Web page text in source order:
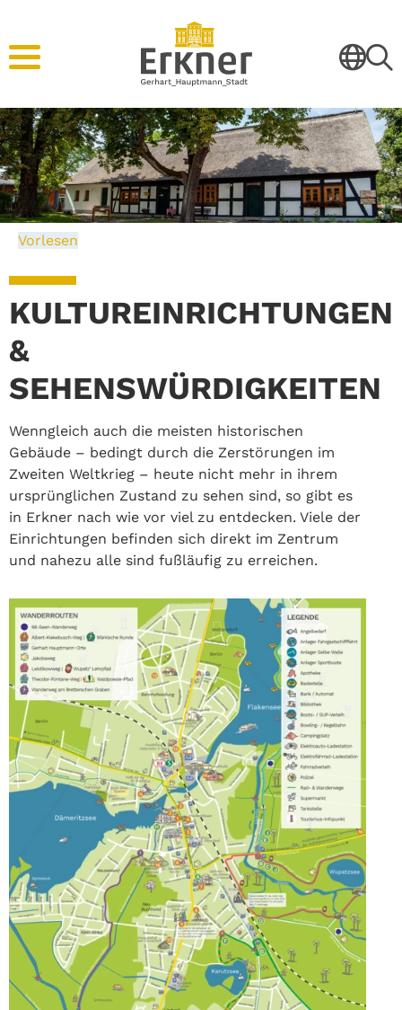
Vorlesen
KULTUREINRICHTUNGEN
&
SEHENSWÜRDIGKEITEN
Wenngleich auch die meisten historischen
Gebäude – bedingt durch die Zerstörungen im
Zweiten Weltkrieg – heute nicht mehr in ihrem
ursprünglichen Zustand zu sehen sind, so gibt es
in Erkner nach wie vor viel zu entdecken. Viele der
Einrichtungen befinden sich direkt im Zentrum
und nahezu alle sind fußläufig zu erreichen.